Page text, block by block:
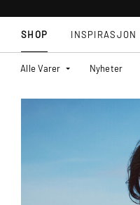
SHOP
Alle Varer Nyheter
INSPIRASJON